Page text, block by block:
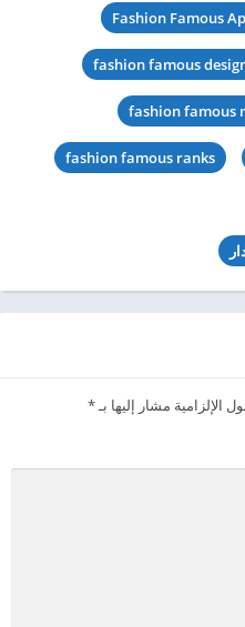
Fashion Famous
fashion famous
fashion famous
fashion famous ranks
الإلزامية مشار إليها بـ*